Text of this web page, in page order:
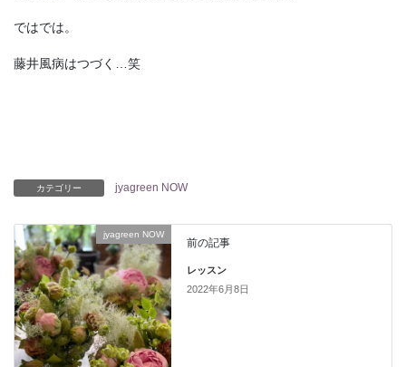
ではでは。
藤井風病はつづく…笑
カテゴリー jyagreen NOW
jyagreen NOW
前の記事
レッスン
2022年6月8日